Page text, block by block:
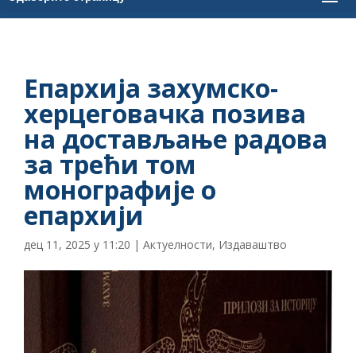
Епархија захумско-
херцеговачка позива
на достављање радова
за трећи том
монографије о
епархији
дец 11, 2025 у 11:20 | Актуелности, Издаваштво